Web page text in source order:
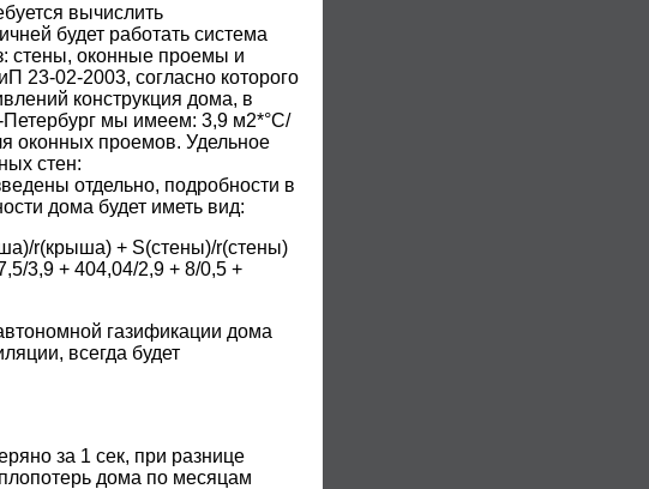
вычислить
будет работать система
стены, оконные проемы и
23-02-2003, согласно которого
конструкция дома, в
Петербург мы имеем: 3,9 м2*°С/
оконных проемов. Удельное
стен:
отдельно, подробности в
дома будет иметь вид:
r(крыша) + S(стены)/r(стены)
3,9 + 404,04/2,9 + 8/0,5 +
газификации дома
всегда будет
за 1 сек, при разнице
дома по месяцам